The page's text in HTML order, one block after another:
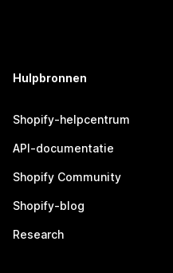
Hulpbronnen
Shopify-helpcentrum
API-documentatie
Shopify Community
Shopify-blog
Research